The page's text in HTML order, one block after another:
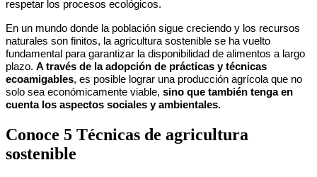
respetar los procesos ecológicos.
En un mundo donde la población sigue creciendo y los recursos
naturales son finitos, la agricultura sostenible se ha vuelto
fundamental para garantizar la disponibilidad de alimentos a largo
plazo. A través de la adopción de prácticas y técnicas
ecoamigables, es posible lograr una producción agrícola que no
solo sea económicamente viable, sino que también tenga en
cuenta los aspectos sociales y ambientales.
Conoce 5 Técnicas de agricultura
sostenible